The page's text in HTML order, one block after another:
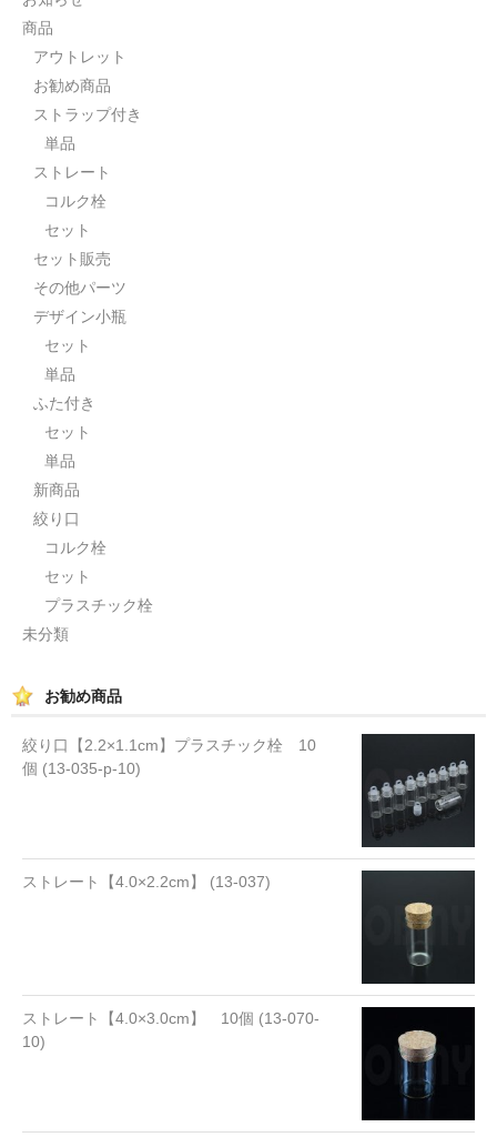
商品
アウトレット
お勧め商品
ストラップ付き
単品
ストレート
コルク栓
セット
セット販売
その他パーツ
デザイン小瓶
セット
単品
ふた付き
セット
単品
新商品
絞り口
コルク栓
セット
プラスチック栓
未分類
お勧め商品
絞り口【2.2×1.1cm】プラスチック栓 10
個 (13-035-p-10)
ストレート【4.0×2.2cm】 (13-037)
ストレート【4.0×3.0cm】 10個 (13-070-
10)